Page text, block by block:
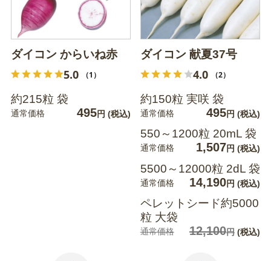
ダイコン からいね赤
5.0 （1）
約215粒 袋
通常価格 495円 (税込)
ダイコン 献夏37号
4.0 （2）
約150粒 実咲 袋
通常価格 495円 (税込)
550～1200粒 20mL 袋
通常価格 1,507円 (税込)
5500～12000粒 2dL 袋
通常価格 14,190円 (税込)
ペレットシード約5000
粒 大袋
通常価格 12,100円 (税込)